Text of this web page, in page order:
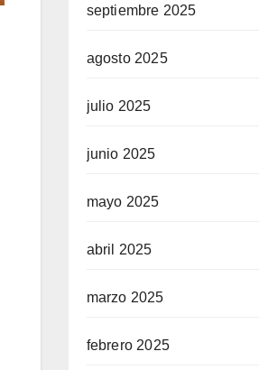
septiembre 2025
agosto 2025
julio 2025
junio 2025
mayo 2025
abril 2025
marzo 2025
febrero 2025